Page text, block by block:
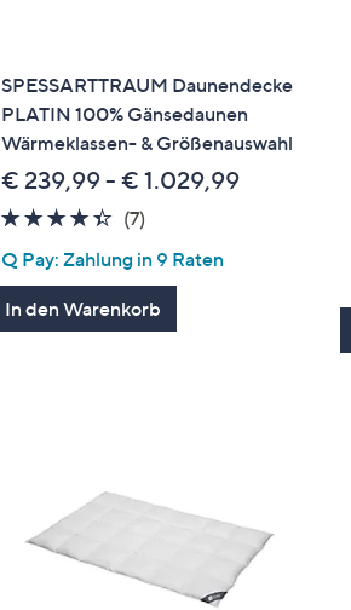
SPESSARTTRAUM Daunendecke
PLATIN 100% Gänsedaunen
Wärmeklassen- & Größenauswahl
€ 239,99 - € 1.029,99
4.3
5
(7)
Q Pay: Zahlung in 9 Raten
In den Warenkorb